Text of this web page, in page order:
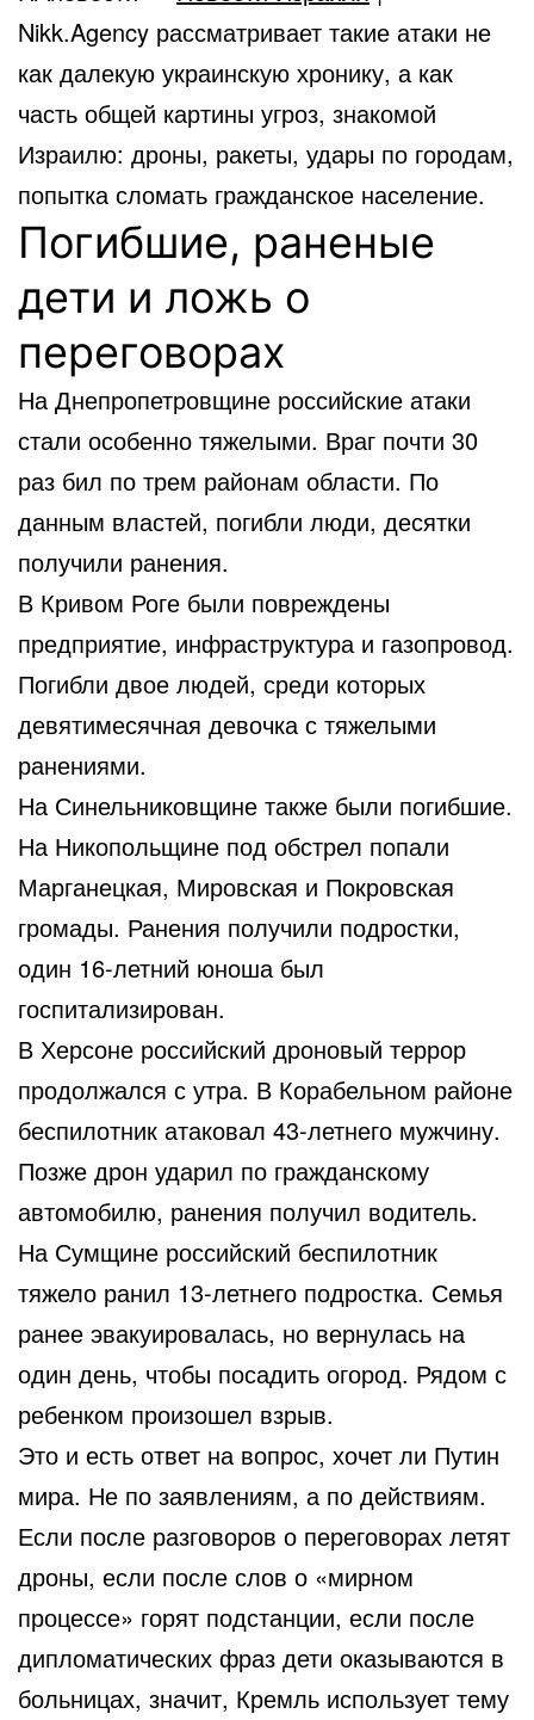
Nikk.Agency рассматривает такие атаки не
как далекую украинскую хронику, а как
часть общей картины угроз, знакомой
Израилю: дроны, ракеты, удары по городам,
попытка сломать гражданское население.
Погибшие, раненые
дети и ложь о
переговорах
На Днепропетровщине российские атаки
стали особенно тяжелыми. Враг почти 30
раз бил по трем районам области. По
данным властей, погибли люди, десятки
получили ранения.
В Кривом Роге были повреждены
предприятие, инфраструктура и газопровод.
Погибли двое людей, среди которых
девятимесячная девочка с тяжелыми
ранениями.
На Синельниковщине также были погибшие.
На Никопольщине под обстрел попали
Марганецкая, Мировская и Покровская
громады. Ранения получили подростки,
один 16-летний юноша был
госпитализирован.
В Херсоне российский дроновый террор
продолжался с утра. В Корабельном районе
беспилотник атаковал 43-летнего мужчину.
Позже дрон ударил по гражданскому
автомобилю, ранения получил водитель.
На Сумщине российский беспилотник
тяжело ранил 13-летнего подростка. Семья
ранее эвакуировалась, но вернулась на
один день, чтобы посадить огород. Рядом с
ребенком произошел взрыв.
Это и есть ответ на вопрос, хочет ли Путин
мира. Не по заявлениям, а по действиям.
Если после разговоров о переговорах летят
дроны, если после слов о «мирном
процессе» горят подстанции, если после
дипломатических фраз дети оказываются в
больницах, значит, Кремль использует тему